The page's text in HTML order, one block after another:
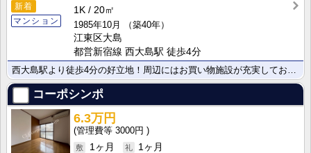
新着
マンション
1K
20㎡
1985年10月
（築40年）
江東区大島
都営新宿線 西大島駅 徒歩4分
コーポシンポ
6.3万円
3000円
1ヶ月
1ヶ月